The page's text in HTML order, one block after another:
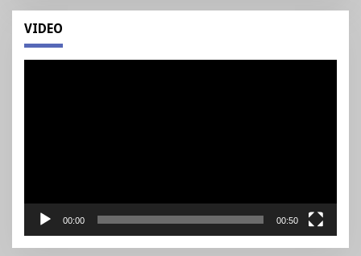
VIDEO
00:00 00:50